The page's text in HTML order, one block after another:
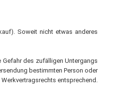
Soweit nicht etwas anderes
des zufälligen Untergangs
bestimmten Person oder
entsprechend.